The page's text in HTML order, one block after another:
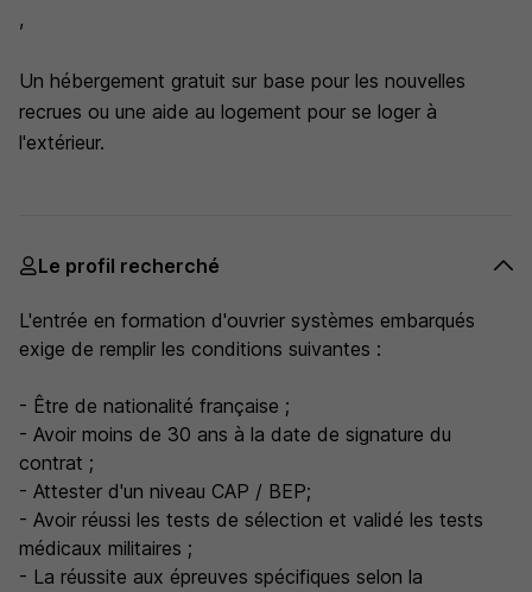
,
Un hébergement gratuit sur base pour les nouvelles
recrues ou une aide au logement pour se loger à
l'extérieur.
Le profil recherché
L'entrée en formation d'ouvrier systèmes embarqués
exige de remplir les conditions suivantes :
- Être de nationalité française ;
- Avoir moins de 30 ans à la date de signature du
contrat ;
- Attester d'un niveau CAP / BEP;
- Avoir réussi les tests de sélection et validé les tests
médicaux militaires ;
- La réussite aux épreuves spécifiques selon la